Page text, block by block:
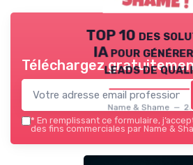
TOP 10 des
IA pour
leads de
Name & Shame —
Téléchargez
* En remplissant ce formulaire,
des fins commerciales par Name &